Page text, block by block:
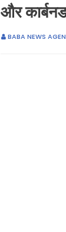
और
BABA NEWS